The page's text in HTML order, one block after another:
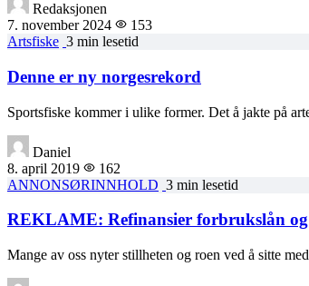
Redaksjonen
7. november 2024
153
Artsfiske 3 min lesetid
Denne er ny norgesrekord
Sportsfiske kommer i ulike former. Det å jakte på
Daniel
8. april 2019
162
ANNONSØRINNHOLD 3 min lesetid
REKLAME: Refinansier forbrukslån og
Mange av oss nyter stillheten og roen ved å sitte